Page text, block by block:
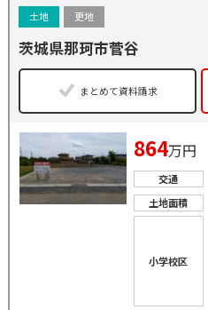
土地 更地
茨城県那珂市菅谷
まとめて資料請求
864万円
交通
土地面積
小学校区